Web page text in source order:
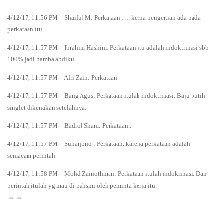
4/12/17, 11:56 PM – Shaiful M: Perkataan …. kerna pengertian ada pada
perkataan itu
4/12/17, 11:57 PM – Ibrahim Hashim: Perkataan itu adalah indoktrinasi sbb
100% jadi hamba abdiku
4/12/17, 11:57 PM – Afri Zain: Perkataan
4/12/17, 11:57 PM – Bang Agus: Perkataan itulah indoktrinasi. Baju putih
singlet dikenakan setelahnya.
4/12/17, 11:57 PM – Badrol Sham: Perkataan..
4/12/17, 11:57 PM – Suharjono : Perkataan..karena perkataan adalah
semacam perintah
4/12/17, 11:58 PM – Mohd Zainothman: Perkataan itulah indokrinasi. Dan
perintah itulah yg mau di pahsmi oleh peminta kerja itu.